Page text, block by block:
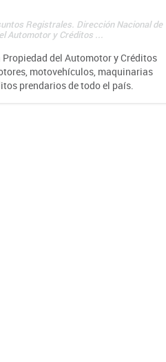
Registrales. Dirección Nacional de
Automotor y Créditos ...
del Automotor y Créditos
motovehículos, maquinarias
prendarios de todo el país.